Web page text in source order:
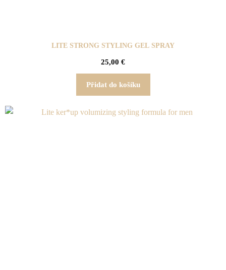
LITE STRONG STYLING GEL SPRAY
25,00 €
Přidat do košíku